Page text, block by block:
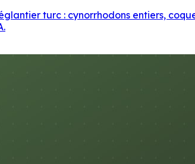
turc : cynorrhodons entiers,